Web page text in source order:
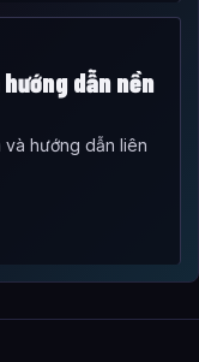
dẫn nền
hướng dẫn liên